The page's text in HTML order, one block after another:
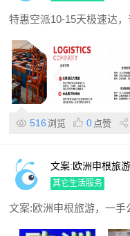
特惠空派10-15天极速达
516 浏览 0 点赞
文案:欧洲申根旅
其它生活服务
文案:欧洲申根旅游，一